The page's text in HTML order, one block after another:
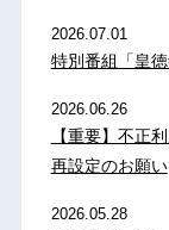
2026.07.01
特別番組「皇
2026.06.26
【重要】不正
再設定のお願い
2026.05.28